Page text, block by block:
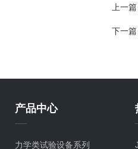
上一
下一
产品中心
力学类试验设备系列